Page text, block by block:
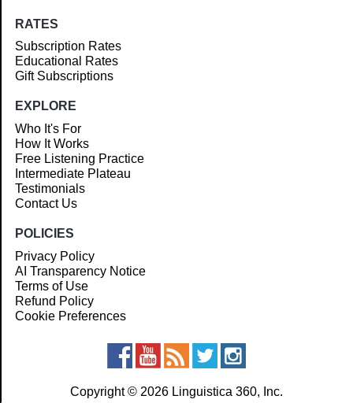
RATES
Subscription Rates
Educational Rates
Gift Subscriptions
EXPLORE
Who It's For
How It Works
Free Listening Practice
Intermediate Plateau
Testimonials
Contact Us
POLICIES
Privacy Policy
AI Transparency Notice
Terms of Use
Refund Policy
Cookie Preferences
Copyright © 2026 Linguistica 360, Inc.